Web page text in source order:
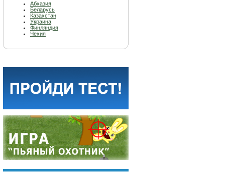
Абхазия
Беларусь
Казахстан
Украина
Финляндия
Чехия